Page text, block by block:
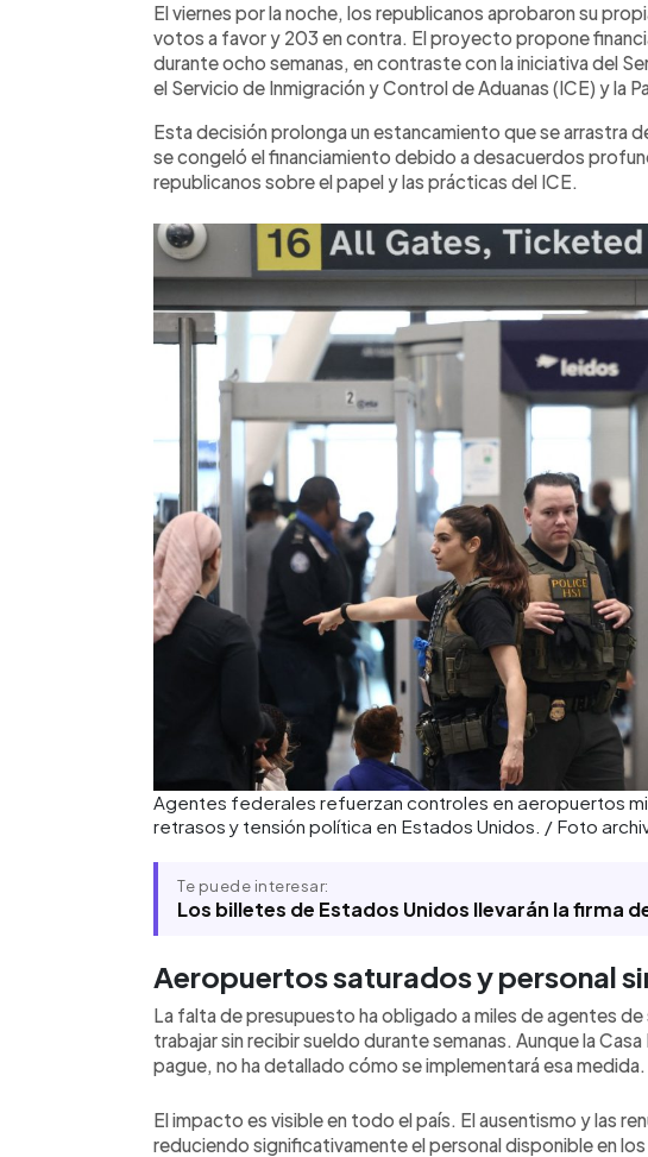
político se centra en la financiación del ICE y la
demócratas y republicanos mantienen posturas
una solución inmediata.
El viernes por la noche, los republicanos aprobaron su
votos a favor y 203 en contra. El proyecto propone
durante ocho semanas, en contraste con la iniciativa del
el Servicio de Inmigración y Control de Aduanas (ICE) y la
Esta decisión prolonga un estancamiento que se arrastra
se congeló el financiamiento debido a desacuerdos
republicanos sobre el papel y las prácticas del ICE.
Agentes federales refuerzan controles en aeropuertos
retrasos y tensión política en Estados Unidos. / Foto
Te puede interesar:
Los billetes de Estados Unidos llevarán la firma
Aeropuertos saturados y personal
La falta de presupuesto ha obligado a miles de agentes
trabajar sin recibir sueldo durante semanas. Aunque la
pague, no ha detallado cómo se implementará esa medida.
El impacto es visible en todo el país. El ausentismo y las
reduciendo significativamente el personal disponible en